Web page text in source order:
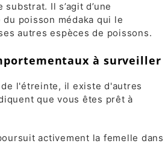
Il s’agit d’une
poisson médaka qui le
autres espèces de poissons.
à surveiller
l'étreinte, il existe d'autres
que vous êtes prêt à
activement la femelle dans